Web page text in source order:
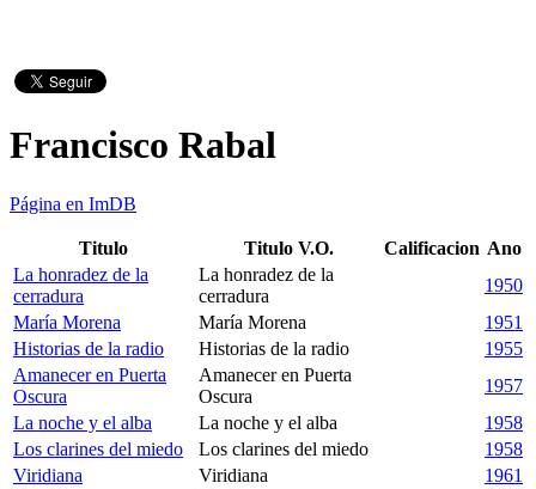
Francisco Rabal
Página en ImDB
Titulo Titulo V.O. Calificacion Ano
La honradez de la
cerradura
La honradez de la
cerradura
1950
María Morena
María Morena
1951
Historias de la radio
Historias de la radio
1955
Amanecer en Puerta
Oscura
Amanecer en Puerta
Oscura
1957
La noche y el alba
La noche y el alba
1958
Los clarines del miedo
Los clarines del miedo
1958
Viridiana
Viridiana
1961